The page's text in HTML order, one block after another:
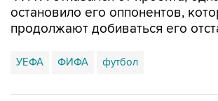
остановило его оппонентов,
продолжают добиваться его
УЕФА ФИФА футбол